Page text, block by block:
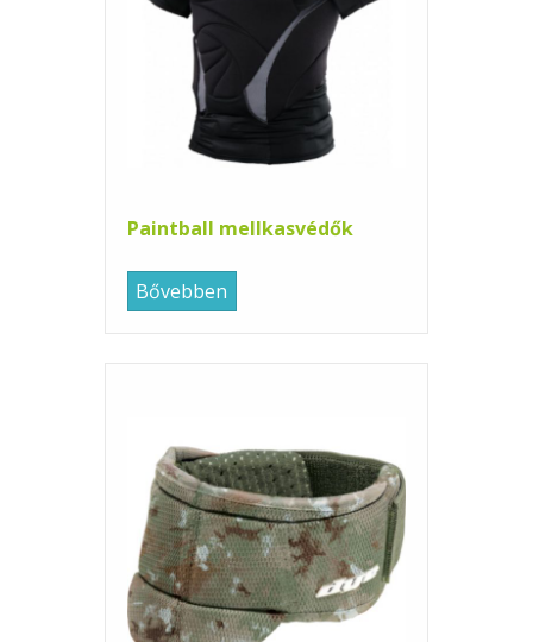
Paintball mellkasvédők
Bővebben